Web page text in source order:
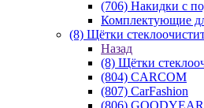
(706) Накидки с
Комплектующие
(8) Щётки
Назад
(8) Щётки
(804) CARCOM
(807) CarFashion
(806) GOODYEAR